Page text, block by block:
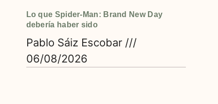
Lo que Spider-Man: Brand New Day
debería haber sido
Pablo Sáiz Escobar
06/08/2026